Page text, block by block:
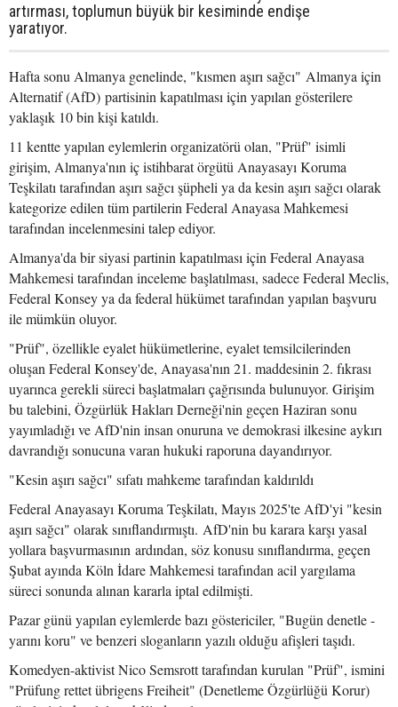
artırması, toplumun büyük bir kesiminde endişe
yaratıyor.
Hafta sonu Almanya genelinde, "kısmen aşırı sağcı" Almanya için
Alternatif (AfD) partisinin kapatılması için yapılan gösterilere
yaklaşık 10 bin kişi katıldı.
11 kentte yapılan eylemlerin organizatörü olan, "Prüf" isimli
girişim, Almanya'nın iç istihbarat örgütü Anayasayı Koruma
Teşkilatı tarafından aşırı sağcı şüpheli ya da kesin aşırı sağcı olarak
kategorize edilen tüm partilerin Federal Anayasa Mahkemesi
tarafından incelenmesini talep ediyor.
Almanya'da bir siyasi partinin kapatılması için Federal Anayasa
Mahkemesi tarafından inceleme başlatılması, sadece Federal Meclis,
Federal Konsey ya da federal hükümet tarafından yapılan başvuru
ile mümkün oluyor.
"Prüf", özellikle eyalet hükümetlerine, eyalet temsilcilerinden
oluşan Federal Konsey'de, Anayasa'nın 21. maddesinin 2. fıkrası
uyarınca gerekli süreci başlatmaları çağrısında bulunuyor. Girişim
bu talebini, Özgürlük Hakları Derneği'nin geçen Haziran sonu
yayımladığı ve AfD'nin insan onuruna ve demokrasi ilkesine aykırı
davrandığı sonucuna varan hukuki raporuna dayandırıyor.
"Kesin aşırı sağcı" sıfatı mahkeme tarafından kaldırıldı
Federal Anayasayı Koruma Teşkilatı, Mayıs 2025'te AfD'yi "kesin
aşırı sağcı" olarak sınıflandırmıştı. AfD'nin bu karara karşı yasal
yollara başvurmasının ardından, söz konusu sınıflandırma, geçen
Şubat ayında Köln İdare Mahkemesi tarafından acil yargılama
süreci sonunda alınan kararla iptal edilmişti.
Pazar günü yapılan eylemlerde bazı göstericiler, "Bugün denetle -
yarını koru" ve benzeri sloganların yazılı olduğu afişleri taşıdı.
Komedyen-aktivist Nico Semsrott tarafından kurulan "Prüf", ismini
"Prüfung rettet übrigens Freiheit" (Denetleme Özgürlüğü Korur)